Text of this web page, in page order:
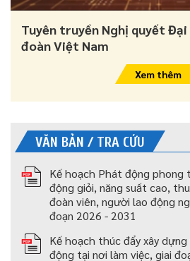
Tuyên truyền Nghị quyết Đại
đoàn Việt Nam
Xem thêm
VĂN BẢN / TRA CỨU
Kế hoạch Phát động phong
động giỏi, năng suất cao,
đoàn viên, người lao động
đoạn 2026 - 2031
Kế hoạch thúc đẩy xây
động tại nơi làm việc, giai